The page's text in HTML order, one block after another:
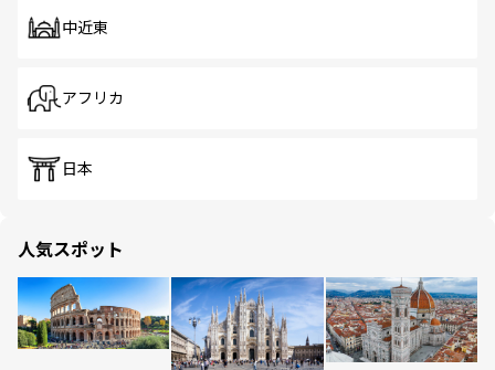
中近東
アフリカ
日本
人気スポット